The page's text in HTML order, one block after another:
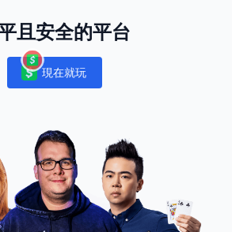
且安全的平台
Notifications
現在就玩